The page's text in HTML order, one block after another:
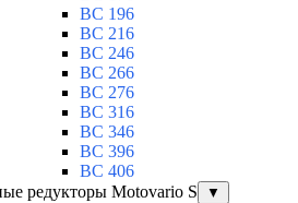
BC 196
BC 216
BC 246
BC 266
BC 276
BC 316
BC 346
BC 396
BC 406
редукторы Motovario S
▼